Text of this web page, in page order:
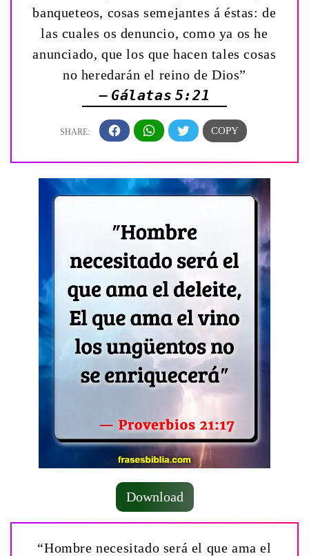
banqueteos, cosas semejantes á éstas: de
las cuales os denuncio, como ya os he
anunciado, que los que hacen tales cosas
no heredarán el reino de Dios”
— Gálatas 5:21
Download
“Hombre necesitado será el que ama el